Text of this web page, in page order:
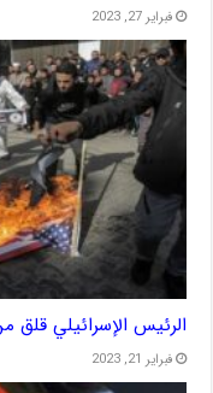
فبراير 27, 2023
الرئيس الإسرائيلي قلق
فبراير 21, 2023